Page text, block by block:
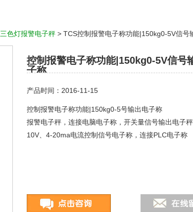
三色灯报警电子秤 > TCS控制报警电子称功能|150kg0-5V信号
控制报警电子称功能|150kg0-5V信号
子称
产品时间：2016-11-15
控制报警电子称功能|150kg0-5号输出电子称
报警电子秤，连接电脑电子称，开关量信号输出电子
10V、4-20ma电流控制信号电子称，连接PLC电子称